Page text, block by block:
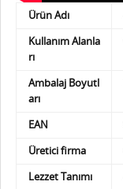
Ürün Adı
Kullanım Alanla
rı
Ambalaj Boyutl
arı
EAN
Üretici firma
Lezzet Tanımı